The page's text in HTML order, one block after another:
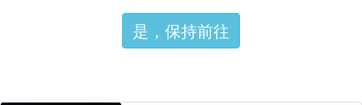
是，保持前往